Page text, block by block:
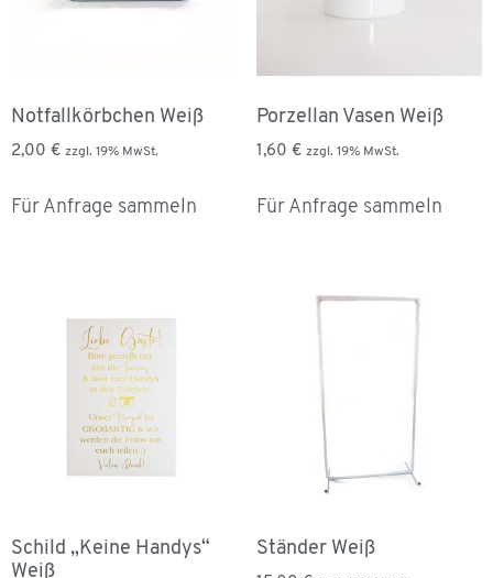
Notfallkörbchen Weiß
2,00 € zzgl. 19% MwSt.
Für Anfrage sammeln
Porzellan Vasen Weiß
1,60 € zzgl. 19% MwSt.
Für Anfrage sammeln
Schild „Keine Handys“
Weiß
Ständer Weiß